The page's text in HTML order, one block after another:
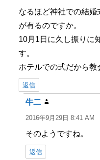
なるほど神社での結
が有るのですか。
10月1日に久し振りに
す。
ホテルでの式だから教
返信
牛二
り:
2016年9月29日 8:41 AM
そのようですね。
返信